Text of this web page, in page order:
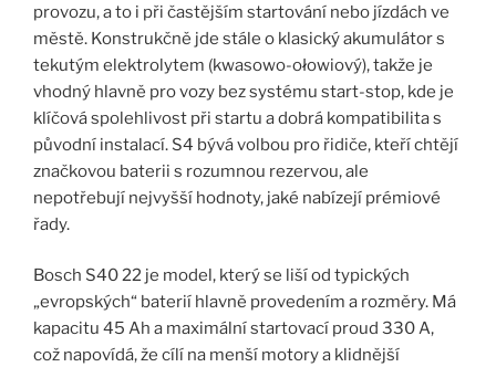
provozu, a to i při častějším startování nebo jízdách ve
městě. Konstrukčně jde stále o klasický akumulátor s
tekutým elektrolytem (kwasowo-ołowiový), takže je
vhodný hlavně pro vozy bez systému start-stop, kde je
klíčová spolehlivost při startu a dobrá kompatibilita s
původní instalací. S4 bývá volbou pro řidiče, kteří chtějí
značkovou baterii s rozumnou rezervou, ale
nepotřebují nejvyšší hodnoty, jaké nabízejí prémiové
řady.
Bosch S40 22 je model, který se liší od typických
„evropských“ baterií hlavně provedením a rozměry. Má
kapacitu 45 Ah a maximální startovací proud 330 A,
což napovídá, že cílí na menší motory a klidnější